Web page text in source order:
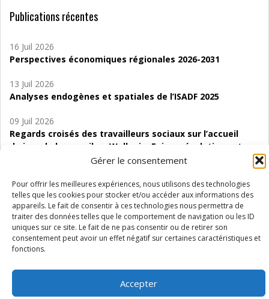
Gérer le consentement
Pour offrir les meilleures expériences, nous utilisons des technologies
telles que les cookies pour stocker et/ou accéder aux informations des
appareils. Le fait de consentir à ces technologies nous permettra de
traiter des données telles que le comportement de navigation ou les ID
uniques sur ce site. Le fait de ne pas consentir ou de retirer son
consentement peut avoir un effet négatif sur certaines caractéristiques et
fonctions.
Accepter
Publications récentes
16 Juil 2026
Perspectives économiques régionales 2026-2031
13 Juil 2026
Analyses endogènes et spatiales de l’ISADF 2025
09 Juil 2026
Regards croisés des travailleurs sociaux sur l’accueil
de jour de bas seuil en Wallonie. Enjeux, évolutions et
06 Juil 2026
Étude d’évaluabilité des Structures
d’accompagnement à l’autocréation d’emploi (SAACE)
01 Juil 2026
Pénurie du personnel infirmier :quels indicateurs
Wallonie ?